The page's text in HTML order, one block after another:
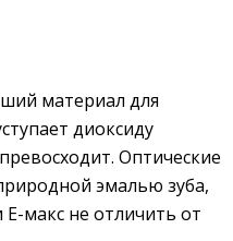
материал для
диоксиду
Оптические
эмалью зуба,
макс не отличить от